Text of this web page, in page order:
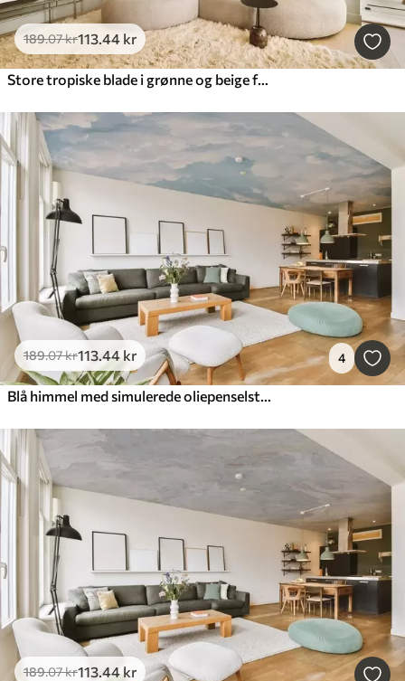
189.07kr113.44 kr
Store tropiske blade i grønne og beige farver
189.07kr113.44 kr 4
Blå himmel med simulerede oliepenselstrøg
189.07kr113 .44 kr